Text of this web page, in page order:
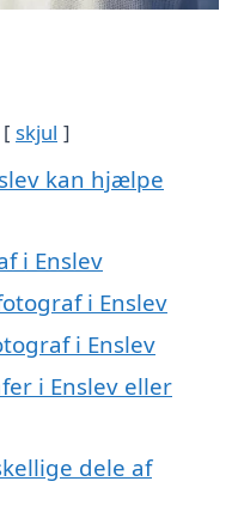
skjul
kan hjælpe
i Enslev
i Enslev
i Enslev
i Enslev eller
dele af